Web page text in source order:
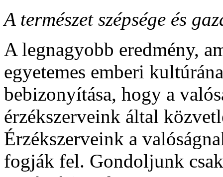
A természet szépsége és
A legnagyobb eredmény,
egyetemes emberi
bebizonyítása, hogy a
érzékszerveink által
Érzékszerveink a
fogják fel. Gondoljunk